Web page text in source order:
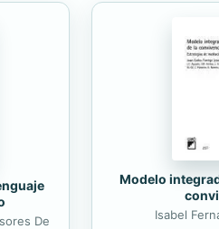
De
Modelo
Isabel